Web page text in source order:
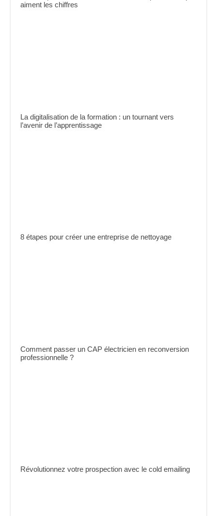
aiment les chiffres
La digitalisation de la formation : un tournant vers
l’avenir de l’apprentissage
8 étapes pour créer une entreprise de nettoyage
Comment passer un CAP électricien en reconversion
professionnelle ?
Révolutionnez votre prospection avec le cold emailing